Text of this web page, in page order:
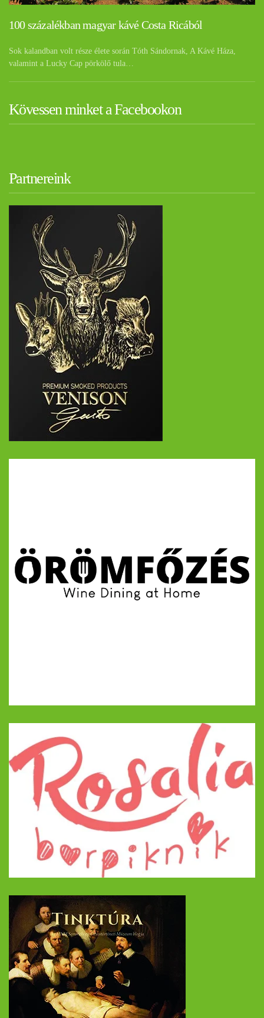
100 százalékban magyar kávé Costa Ricából
Sok kalandban volt része élete során Tóth Sándornak, A Kávé Háza,
valamint a Lucky Cap pörkölő tula…
Kövessen minket a Facebookon
Partnereink